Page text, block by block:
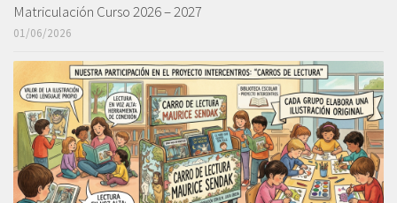
Matriculación Curso 2026 – 2027
01/06/2026